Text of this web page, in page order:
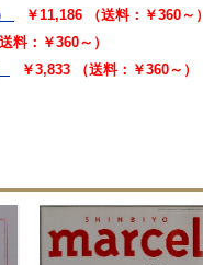
￥11,186 （送料：￥360～）
料：￥360～）
￥3,833 （送料：￥360～）